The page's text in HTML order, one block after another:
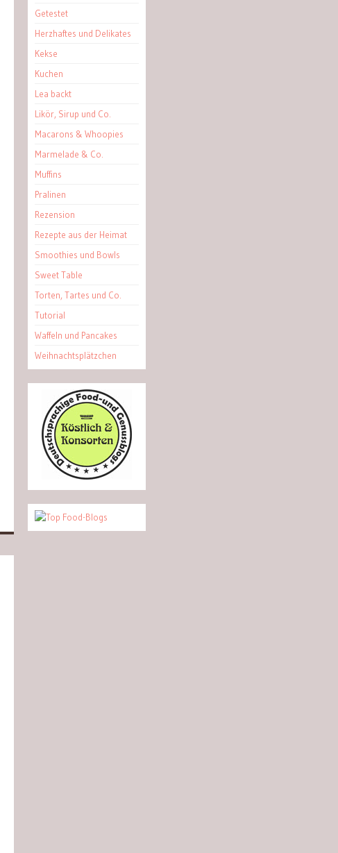
Getestet
Herzhaftes und Delikates
Kekse
Kuchen
Lea backt
Likör, Sirup und Co.
Macarons & Whoopies
Marmelade & Co.
Muffins
Pralinen
Rezension
Rezepte aus der Heimat
Smoothies und Bowls
Sweet Table
Torten, Tartes und Co.
Tutorial
Waffeln und Pancakes
Weihnachtsplätzchen